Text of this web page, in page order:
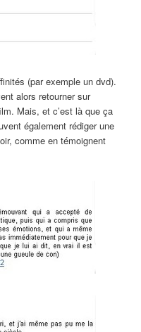
(par exemple un dvd).
alors retourner sur
Mais, et c’est là que ça
également rédiger une
comme en témoignent